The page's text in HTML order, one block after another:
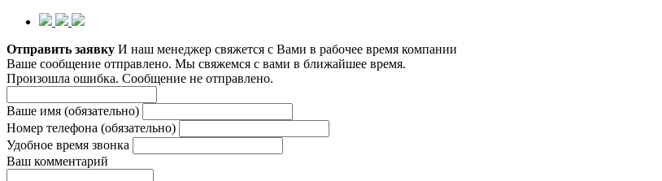
Отправить заявку И наш менеджер свяжется с Вами в рабочее время компании
Ваше сообщение отправлено. Мы свяжемся с вами в ближайшее время.
Произошла ошибка. Сообщение не отправлено.
Ваше имя (обязательно)
Номер телефона (обязательно)
Удобное время звонка
Ваш комментарий